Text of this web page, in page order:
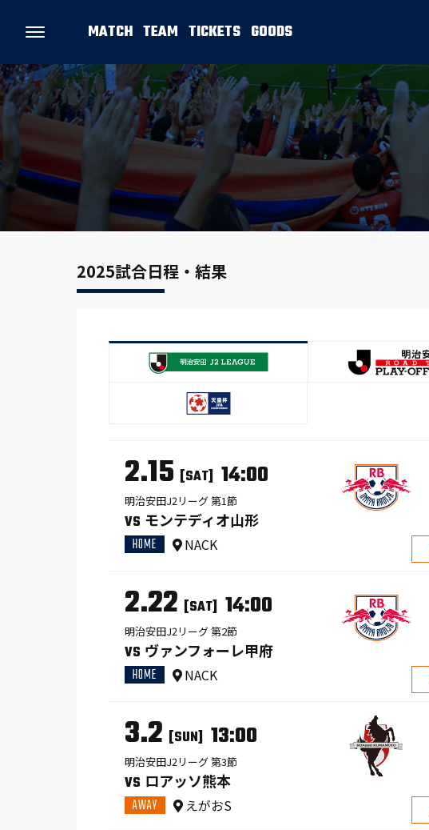
MATCH TEAM TICKETS GOODS
2025試合日程・結果
2.15 [SAT] 14:00
明治安田J2リーグ 第1節
VS モンテディオ山形
HOME
NACK
2.22 [SAT] 14:00
明治安田J2リーグ 第2節
VS ヴァンフォーレ甲府
HOME
NACK
3.2 [SUN] 13:00
明治安田J2リーグ 第3節
VS ロアッソ熊本
AWAY
えがおS